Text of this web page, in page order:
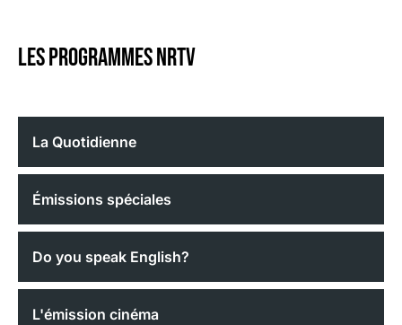
Les programmes nrtv
La Quotidienne
Émissions spéciales
Do you speak English?
L'émission cinéma